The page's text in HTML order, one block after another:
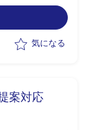
、13:15～
ンテンツの制作
に興味を持たせ
重要
気になる
案対応